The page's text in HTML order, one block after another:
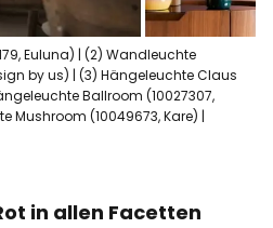
Euluna) | (2) Wandleuchte
by us) | (3) Hängeleuchte Claus
Ballroom (10027307,
Mushroom (10049673, Kare) |
in allen Facetten